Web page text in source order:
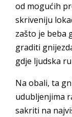
od mogućih
skriveniju
zašto je beba
graditi
gdje ljudska
Na obali, ta
udubljenjima
sakriti na